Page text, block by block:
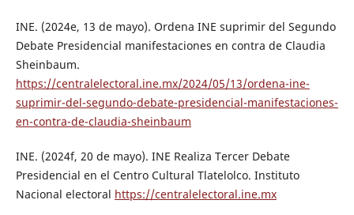
INE. (2024e, 13 de mayo). Ordena INE suprimir del Segundo
Debate Presidencial manifestaciones en contra de Claudia
Sheinbaum.
https://centralelectoral.ine.mx/2024/05/13/ordena-ine-
suprimir-del-segundo-debate-presidencial-manifestaciones-
en-contra-de-claudia-sheinbaum
INE. (2024f, 20 de mayo). INE Realiza Tercer Debate
Presidencial en el Centro Cultural Tlatelolco. Instituto
Nacional electoral https://centralelectoral.ine.mx